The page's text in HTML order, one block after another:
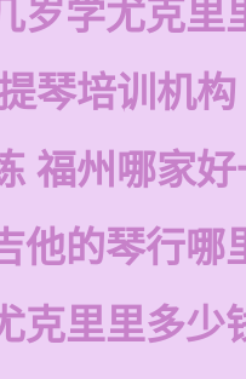
岁学尤克里
琴培训机构
福州哪家
他的琴行哪
克里里多少